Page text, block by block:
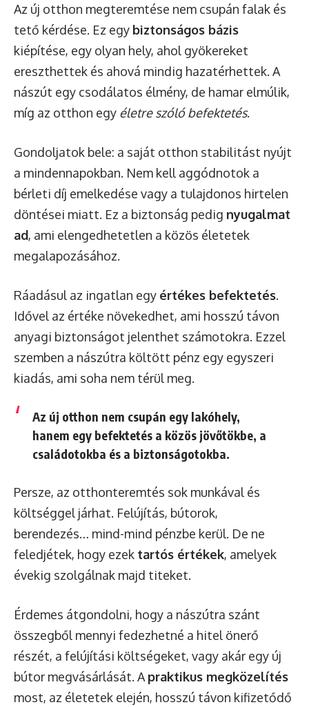
Az új otthon megteremtése nem csupán falak és
tető kérdése. Ez egy biztonságos bázis
kiépítése, egy olyan hely, ahol gyökereket
ereszthettek és ahová mindig hazatérhettek. A
nászút egy csodálatos élmény, de hamar elmúlik,
míg az otthon egy életre szóló befektetés.
Gondoljatok bele: a saját otthon stabilitást nyújt
a mindennapokban. Nem kell aggódnotok a
bérleti díj emelkedése vagy a tulajdonos hirtelen
döntései miatt. Ez a biztonság pedig nyugalmat
ad, ami elengedhetetlen a közös életetek
megalapozásához.
Ráadásul az ingatlan egy értékes befektetés.
Idővel az értéke növekedhet, ami hosszú távon
anyagi biztonságot jelenthet számotokra. Ezzel
szemben a nászútra költött pénz egy egyszeri
kiadás, ami soha nem térül meg.
Az új otthon nem csupán egy lakóhely,
hanem egy befektetés a közös jövőtökbe, a
családotokba és a biztonságotokba.
Persze, az otthonteremtés sok munkával és
költséggel járhat. Felújítás, bútorok,
berendezés… mind-mind pénzbe kerül. De ne
feledjétek, hogy ezek tartós értékek, amelyek
évekig szolgálnak majd titeket.
Érdemes átgondolni, hogy a nászútra szánt
összegből mennyi fedezhetné a hitel önerő
részét, a felújítási költségeket, vagy akár egy új
bútor megvásárlását. A praktikus megközelítés
most, az életetek elején, hosszú távon kifizetődő